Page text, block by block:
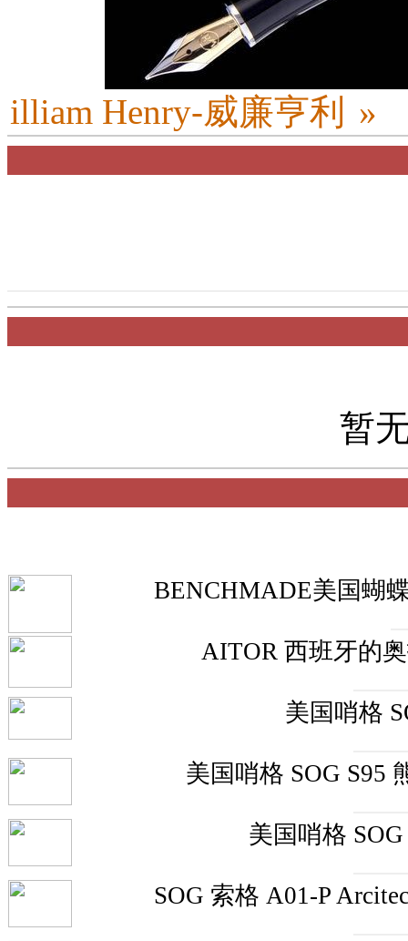
illiam Henry-威廉亨利 »
暂
BENCHMADE美国蝴
AITOR 西班牙的
美国哨格
美国哨格 SOG S95
美国哨格
SOG 索格 A01-P